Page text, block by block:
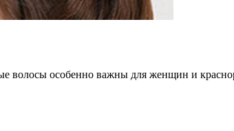
волосы особенно важны для женщин и